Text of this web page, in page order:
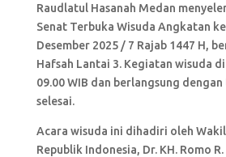
Raudlatul Hasanah Medan
Senat Terbuka Wisuda Angkatan
Desember 2025 / 7 Rajab 1447 H,
Hafsah Lantai 3. Kegiatan wisuda
09.00 WIB dan berlangsung
selesai.
Acara wisuda ini dihadiri oleh
Republik Indonesia, Dr. KH. Romo